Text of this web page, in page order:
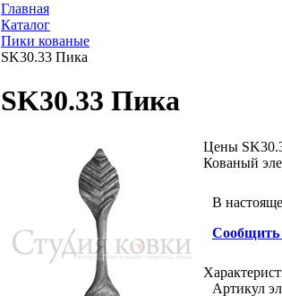
Главная
Каталог
Пики кованые
SK30.33 Пика
SK30.33 Пика
Цены
Кованый
В
Сообщить
Артикул